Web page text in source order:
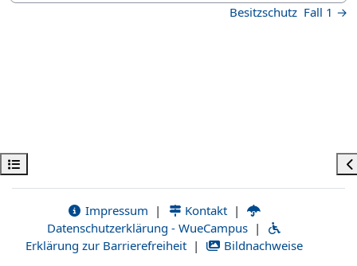
Kursindex öffnen
Besitzschutz ­ Fall 1 →
Impressum | Kontakt |
Datenschutzerklärung - WueCampus |
Erklärung zur Barrierefreiheit | Bildnachweise